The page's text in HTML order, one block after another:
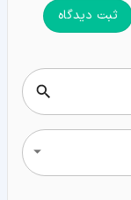
ثبت دیدگاه